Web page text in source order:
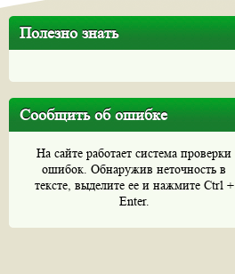
Полезно знать
Сообщить об ошибке
На сайте работает система проверки
ошибок. Обнаружив неточность в
тексте, выделите ее и нажмите Ctrl +
Enter.